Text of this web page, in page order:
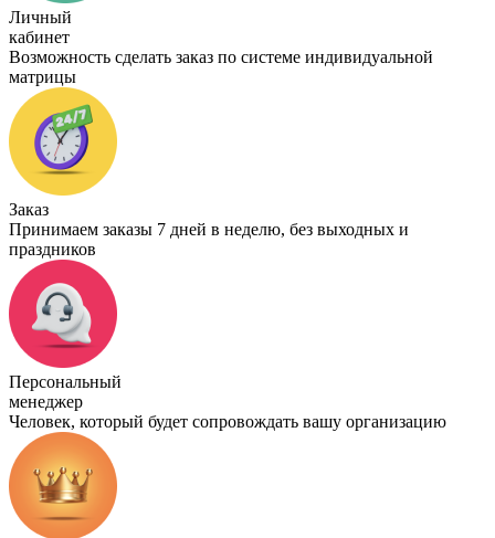
Личный
кабинет
Возможность сделать заказ по системе индивидуальной
матрицы
Заказ
Принимаем заказы 7 дней в неделю, без выходных и
праздников
Персональный
менеджер
Человек, который будет сопровождать вашу организацию